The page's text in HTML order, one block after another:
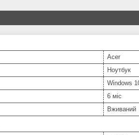
Acer
Ноутбук
Windows
6 міс
Вживаний